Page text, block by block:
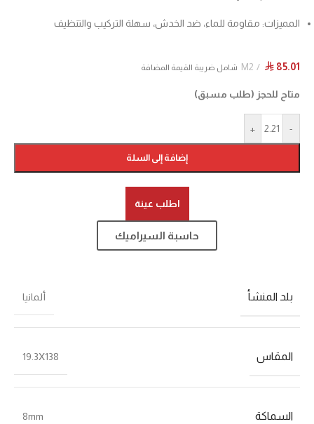
المميزات: مقاومة للماء، ضد الخدش، سهلة التركيب والتنظيف
⃁ 85.01
M2 شامل ضريبة القيمة المضافة
متاح للحجز (طلب مسبق)
-
+
إضافة إلى السلة
اطلب عينة
حاسبة السيراميك
بلد المنشأ ألمانيا
المقاس 19.3X138
السماكة 8mm